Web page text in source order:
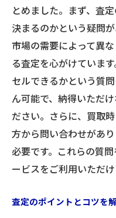
ろう
買取申し込み
査定から現金
買取手続きの
迅速かつスム
トラブルを防
お客様に喜ば
とめました。まず、査
決まるのかという疑問
市場の需要によって異
る査定を心がけていま
セルできるかという質
ん可能で、納得いただ
ださい。さらに、買取
方から問い合わせがあ
必要です。これらの質
ービスをご利用いただけ
査定のポイントとコツを